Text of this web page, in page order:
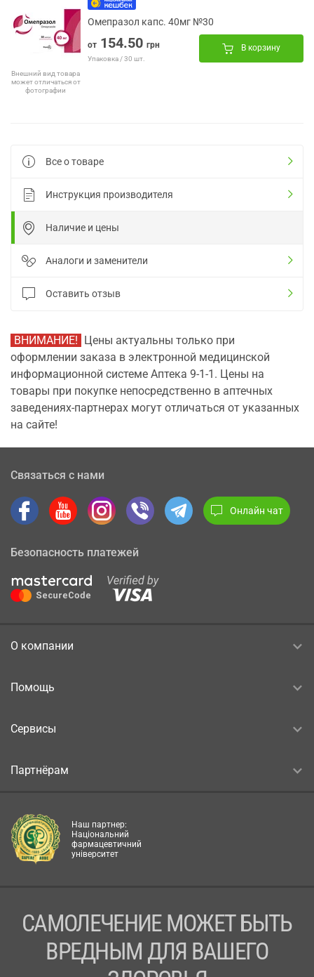
Внешний вид товара
может отличаться от
фотографии
Омепразол капс. 40мг №30
от 154.50 грн
Упаковка / 30 шт.
В корзину
Все о товаре
Инструкция производителя
Наличие и цены
Аналоги и заменители
Оставить отзыв
ВНИМАНИЕ! Цены актуальны только при
оформлении заказа в электронной медицинской
информационной системе Аптека 9-1-1. Цены на
товары при покупке непосредственно в аптечных
заведениях-партнерах могут отличаться от указанных
на сайте!
Связаться с нами
Онлайн чат
Безопасность платежей
О компании
Помощь
Сервисы
Партнёрам
Наш партнер:
Національний
фармацевтичний
університет
САМОЛЕЧЕНИЕ МОЖЕТ БЫТЬ
ВРЕДНЫМ ДЛЯ ВАШЕГО